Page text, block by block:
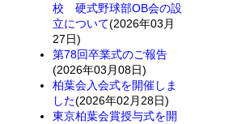
校 硬式野球部OB会の設
立について(2026年03月
27日)
第78回卒業式のご報告
(2026年03月08日)
柏葉会入会式を開催しま
した(2026年02月28日)
東京柏葉会賞授与式を開